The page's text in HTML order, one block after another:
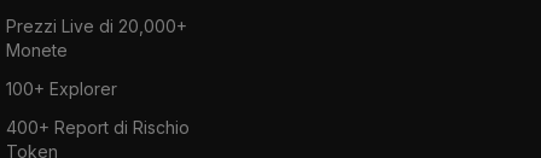
Prezzi Live di 20,000+
Monete
100+ Explorer
400+ Report di Rischio
Token